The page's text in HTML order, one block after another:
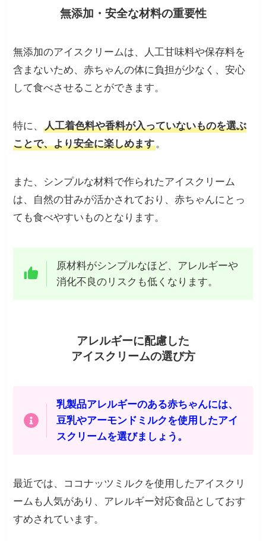
無添加・安全な材料の重要性
無添加のアイスクリームは、人工甘味料や保存料を
含まないため、赤ちゃんの体に負担が少なく、安心
して食べさせることができます。
特に、人工着色料や香料が入っていないものを選ぶ
ことで、より安全に楽しめます。
また、シンプルな材料で作られたアイスクリーム
は、自然の甘みが活かされており、赤ちゃんにとっ
ても食べやすいものとなります。
原材料がシンプルなほど、アレルギーや
消化不良のリスクも低くなります。
アレルギーに配慮した
アイスクリームの選び方
乳製品アレルギーのある赤ちゃんには、
豆乳やアーモンドミルクを使用したアイ
スクリームを選びましょう。
最近では、ココナッツミルクを使用したアイスクリ
ームも人気があり、アレルギー対応食品としておす
すめされています。